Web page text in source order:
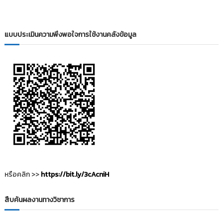
o
y
ค
ลั
ง
ข้
อ
มู
ง
น
วิ
บุ
รี
แบบประเมินความพึงพอใจการใช้งานคลังข้อมูล
หรือคลิก >>https://bit.ly/3cAcniH
สืบค้นผลงานทางวิชาการ